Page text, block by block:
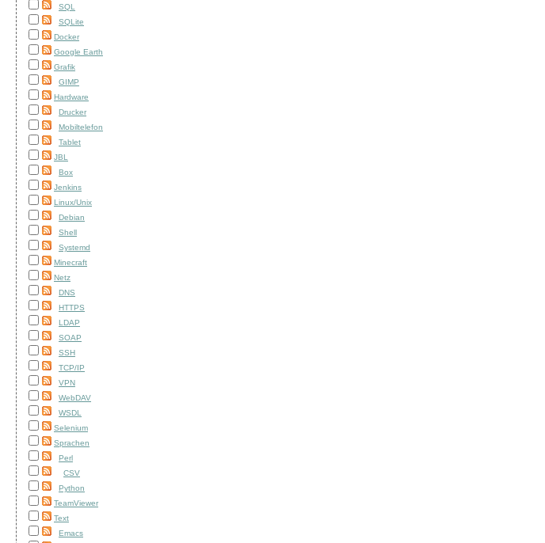
SQL
SQLite
Docker
Google Earth
Grafik
GIMP
Hardware
Drucker
Mobiltelefon
Tablet
JBL
Box
Jenkins
Linux/Unix
Debian
Shell
Systemd
Minecraft
Netz
DNS
HTTPS
LDAP
SOAP
SSH
TCP/IP
VPN
WebDAV
WSDL
Selenium
Sprachen
Perl
CSV
Python
TeamViewer
Text
Emacs